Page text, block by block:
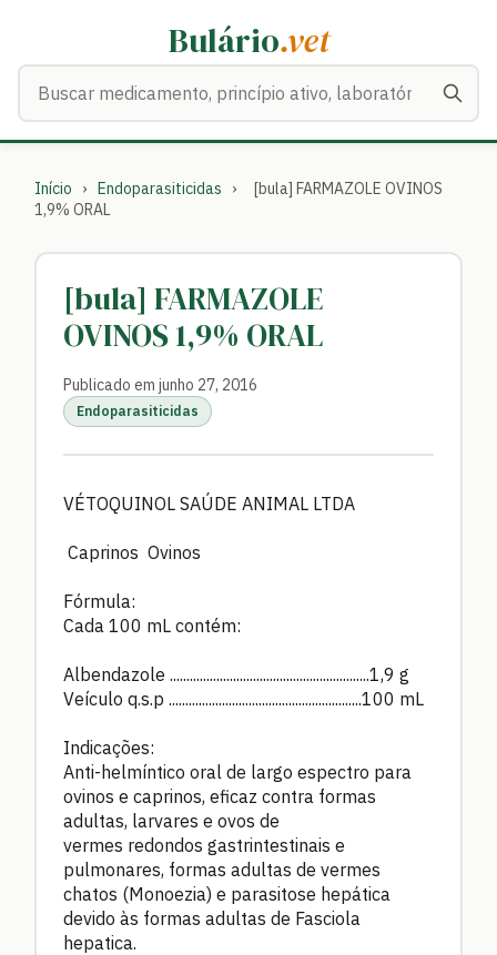
Bulário.vet
Início › Endoparasiticidas ›
[bula] FARMAZOLE OVINOS
1,9% ORAL
[bula] FARMAZOLE
OVINOS 1,9% ORAL
Publicado em junho 27, 2016
Endoparasiticidas
VÉTOQUINOL SAÚDE ANIMAL LTDA
Caprinos Ovinos
Fórmula:
Cada 100 mL contém:
Albendazole ............................................................1,9 g
Veículo q.s.p ..........................................................100 mL
Indicações:
Anti-helmíntico oral de largo espectro para
ovinos e caprinos, eficaz contra formas
adultas, larvares e ovos de
vermes redondos gastrintestinais e
pulmonares, formas adultas de vermes
chatos (Monoezia) e parasitose hepática
devido às formas adultas de Fasciola
hepatica.